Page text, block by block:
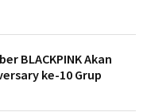
BLACKPINK Akan
ke-10 Grup